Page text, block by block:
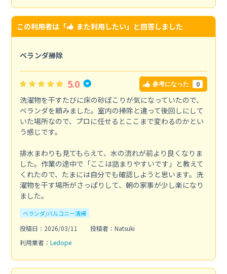
この利用者は「 また利用したい」と回答しました
ベランダ掃除
5.0 参考になった 0
洗濯物を干すたびに床の砂ぼこりが気になっていたので、
ベランダを頼みました。室内の掃除と違って後回しにして
いた場所なので、プロに任せるとここまで変わるのかとい
う感じです。
排水まわりも見てもらえて、水の流れが前より良くなりま
した。作業の途中で「ここは詰まりやすいです」と教えて
くれたので、たまには自分でも確認しようと思います。洗
濯物を干す場所がさっぱりして、朝の家事が少し楽になり
ました。
ベランダ/バルコニー清掃
投稿日：2026/03/11
投稿者：Natsuki
利用業者： Ledope